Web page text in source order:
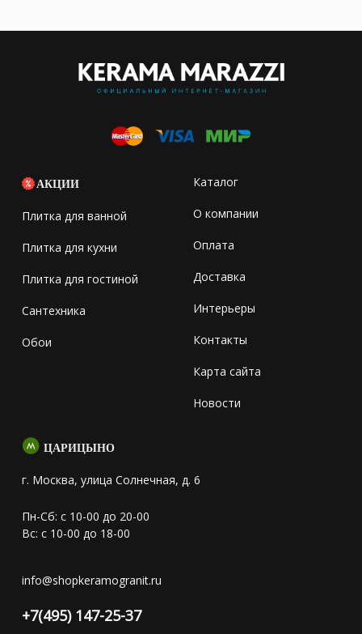
АКЦИИ
Плитка для ванной
Плитка для кухни
Плитка для гостиной
Сантехника
Обои
Каталог
О компании
Оплата
Доставка
Интерьеры
Контакты
Карта сайта
Новости
ЦАРИЦЫНО
г. Москва, улица Солнечная, д. 6
Пн-Сб: с 10-00 до 20-00
Вс: с 10-00 до 18-00
info@shopkeramogranit.ru
+7(495) 147-25-37